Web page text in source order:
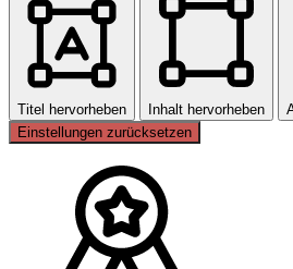
Titel hervorheben Inhalt hervorheben
Einstellungen zurücksetzen